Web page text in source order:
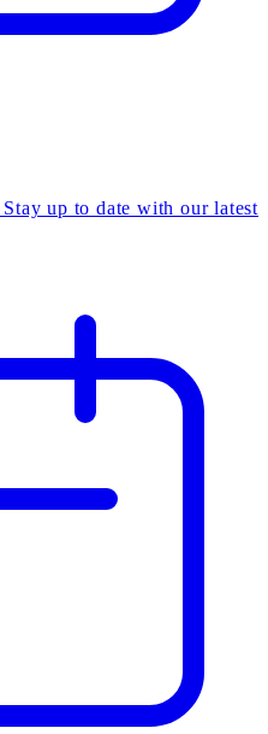
up to date with our latest